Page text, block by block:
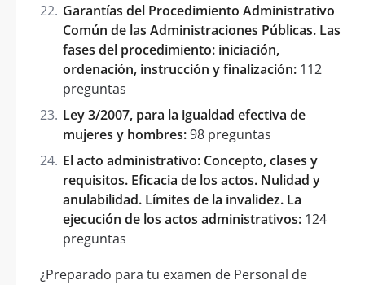
Garantías del Procedimiento Administrativo
Común de las Administraciones Públicas. Las
fases del procedimiento: iniciación,
ordenación, instrucción y finalización: 112
preguntas
Ley 3/2007, para la igualdad efectiva de
mujeres y hombres:98 preguntas
El acto administrativo: Concepto, clases y
requisitos. Eficacia de los actos. Nulidad y
anulabilidad. Límites de la invalidez. La
ejecución de los actos administrativos: 124
preguntas
¿Preparado para tu examen de Personal de